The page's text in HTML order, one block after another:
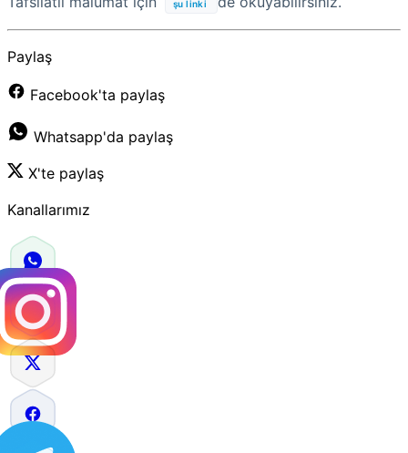
şu linki
Paylaş
Facebook'ta paylaş
Whatsapp'da paylaş
X'te paylaş
Kanallarımız